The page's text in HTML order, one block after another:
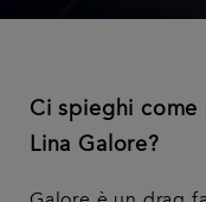
Ci spieghi come
Lina Galore?